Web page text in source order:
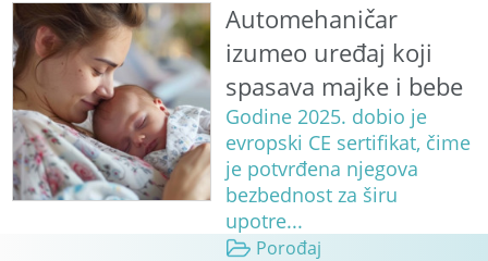
Automehaničar
izumeo uređaj koji
spasava majke i bebe
Godine 2025. dobio je
evropski CE sertifikat, čime
je potvrđena njegova
bezbednost za širu
upotre...
Porođaj